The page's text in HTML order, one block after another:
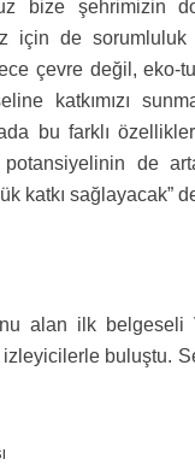
bize şehrimizin
için de
çevre değil, eko-
katkımızı
bu farklı
de
katkı sağlayacak”
alan ilk belgeseli
buluştu.